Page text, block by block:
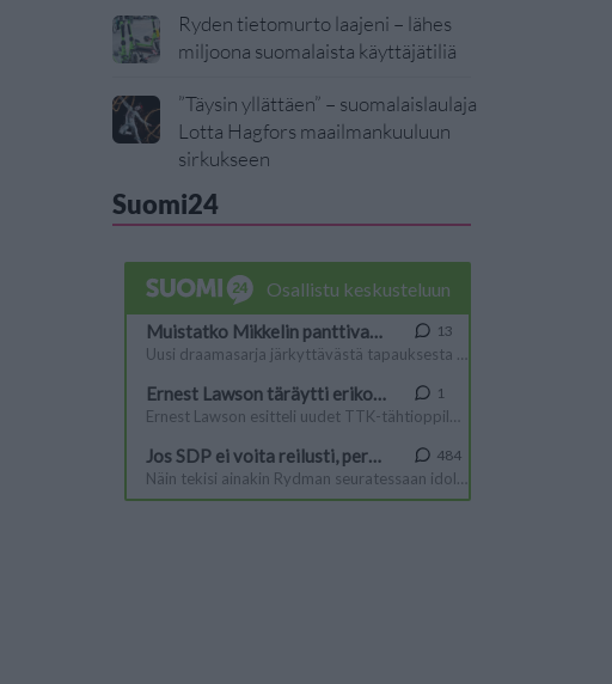
Ryden tietomurto laajeni – lähes
miljoona suomalaista käyttäjätiliä
”Täysin yllättäen” – suomalaislaulaja
Lotta Hagfors maailmankuuluun
sirkukseen
Suomi24